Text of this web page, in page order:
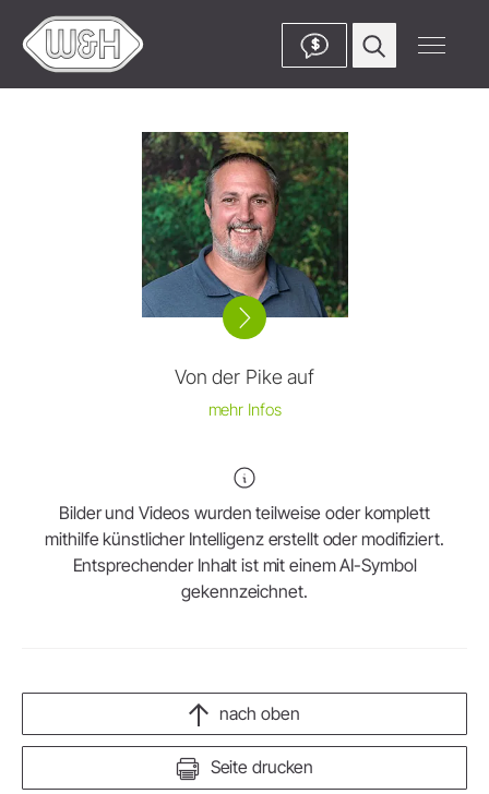
$
Von der Pike auf
mehr Infos
Bilder und Videos wurden teilweise oder komplett
mithilfe künstlicher Intelligenz erstellt oder modifiziert.
Entsprechender Inhalt ist mit einem AI-Symbol
gekennzeichnet.
Seite drucken
nach oben